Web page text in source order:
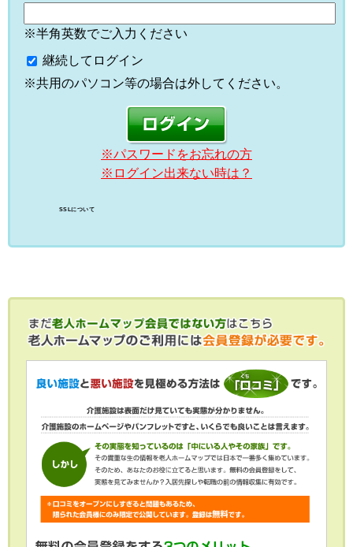
※半角英数でご入力ください
継続してログイン
※共用のパソコン等の場合は外してください。
※パスワードをお忘れの方
※ログイン出来ない時は？
SSLについて